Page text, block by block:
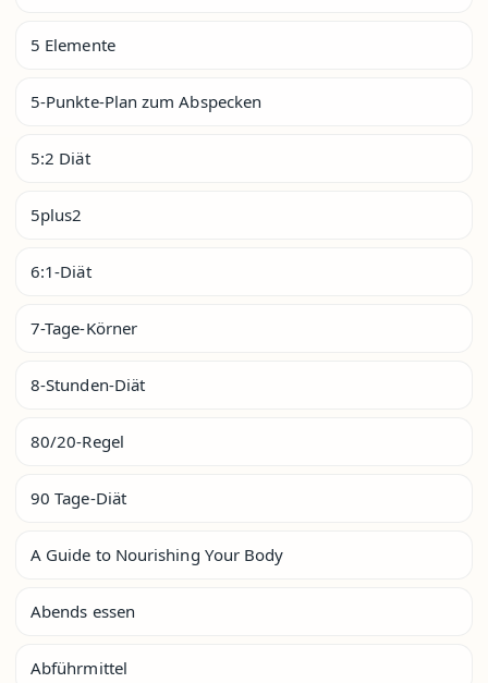
5 Elemente
5-Punkte-Plan zum Abspecken
5:2 Diät
5plus2
6:1-Diät
7-Tage-Körner
8-Stunden-Diät
80/20-Regel
90 Tage-Diät
A Guide to Nourishing Your Body
Abends essen
Abführmittel